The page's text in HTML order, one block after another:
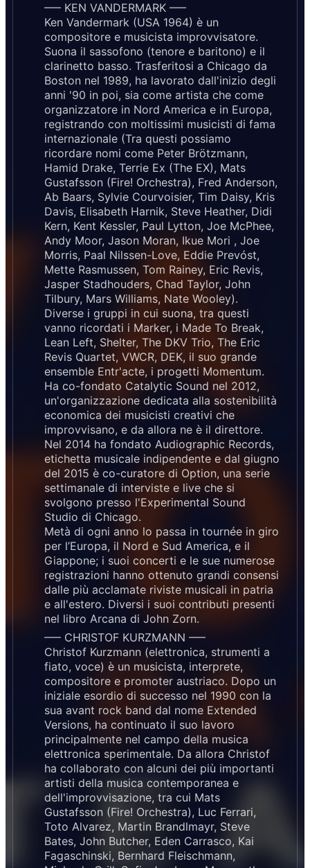
—– KEN VANDERMARK —–
Ken Vandermark (USA 1964) è un
compositore e musicista improvvisatore.
Suona il sassofono (tenore e baritono) e il
clarinetto basso. Trasferitosi a Chicago da
Boston nel 1989, ha lavorato dall'inizio degli
anni '90 in poi, sia come artista che come
organizzatore in Nord America e in Europa,
registrando con moltissimi musicisti di fama
internazionale (Tra questi possiamo
ricordare nomi come Peter Brötzmann,
Hamid Drake, Terrie Ex (The EX), Mats
Gustafsson (Fire! Orchestra), Fred Anderson,
Ab Baars, Sylvie Courvoisier, Tim Daisy, Kris
Davis, Elisabeth Harnik, Steve Heather, Didi
Kern, Kent Kessler, Paul Lytton, Joe McPhee,
Andy Moor, Jason Moran, Ikue Mori , Joe
Morris, Paal Nilssen-Love, Eddie Prevóst,
Mette Rasmussen, Tom Rainey, Eric Revis,
Jasper Stadhouders, Chad Taylor, John
Tilbury, Mars Williams, Nate Wooley).
Diverse i gruppi in cui suona, tra questi
vanno ricordati i Marker, i Made To Break,
Lean Left, Shelter, The DKV Trio, The Eric
Revis Quartet, VWCR, DEK, il suo grande
ensemble Entr'acte, i progetti Momentum.
Ha co-fondato Catalytic Sound nel 2012,
un'organizzazione dedicata alla sostenibilità
economica dei musicisti creativi che
improvvisano, e da allora ne è il direttore.
Nel 2014 ha fondato Audiographic Records,
etichetta musicale indipendente e dal giugno
del 2015 è co-curatore di Option, una serie
settimanale di interviste e live che si
svolgono presso l'Experimental Sound
Studio di Chicago.
Metà di ogni anno lo passa in tournée in giro
per l’Europa, il Nord e Sud America, e il
Giappone; i suoi concerti e le sue numerose
registrazioni hanno ottenuto grandi consensi
dalle più acclamate riviste musicali in patria
e all'estero. Diversi i suoi contributi presenti
nel libro Arcana di John Zorn.
—– CHRISTOF KURZMANN —–
Christof Kurzmann (elettronica, strumenti a
fiato, voce) è un musicista, interprete,
compositore e promoter austriaco. Dopo un
iniziale esordio di successo nel 1990 con la
sua avant rock band dal nome Extended
Versions, ha continuato il suo lavoro
principalmente nel campo della musica
elettronica sperimentale. Da allora Christof
ha collaborato con alcuni dei più importanti
artisti della musica contemporanea e
dell'improvvisazione, tra cui Mats
Gustafsson (Fire! Orchestra), Luc Ferrari,
Toto Alvarez, Martin Brandlmayr, Steve
Bates, John Butcher, Eden Carrasco, Kai
Fagaschinski, Bernhard Fleischmann,